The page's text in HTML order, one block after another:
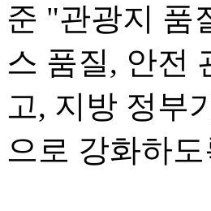
준 "관광지 품
스 품질, 안전
고, 지방 정부
으로 강화하